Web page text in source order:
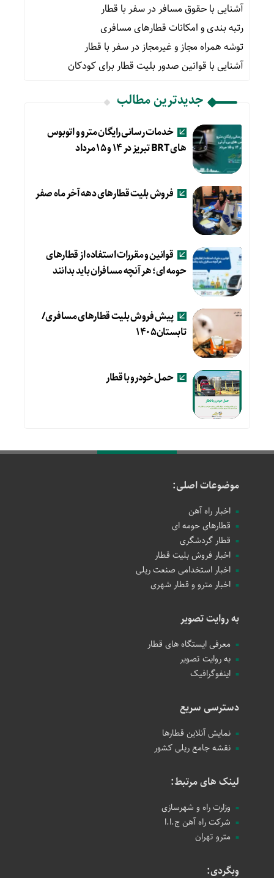
آشنایی با حقوق مسافر در سفر با قطار
رتبه بندی و امکانات قطارهای مسافری
توشه همراه مجاز و غیرمجاز در سفر با قطار
آشنایی با قوانین صدور بلیت قطار برای کودکان
جدیدترین مطالب
خدمات رسانی رایگان مترو و اتوبوس
های BRT تبریز در ۱۴ و ۱۵ مرداد
فروش بلیت قطارهای دهه آخر ماه صفر
قوانین و مقررات استفاده از قطارهای
حومه ای؛ هر آنچه مسافران باید بدانند
پیش فروش بلیت قطارهای مسافری/
تابستان۱۴۰۵
حمل خودرو با قطار
موضوعات اصلی:
اخبار راه آهن
قطارهای حومه ای
قطار گردشگری
اخبار فروش بلیت قطار
اخبار استخدامی صنعت ریلی
اخبار مترو و قطار شهری
به روایت تصویر
معرفی ایستگاه های قطار
به روایت تصویر
اینفوگرافیک
دسترسی سریع
نمایش آنلاین قطارها
نقشه جامع ریلی کشور
لینک های مرتبط:
وزارت راه و شهرسازی
شرکت راه آهن ج.ا.ا
مترو تهران
وبگردی: